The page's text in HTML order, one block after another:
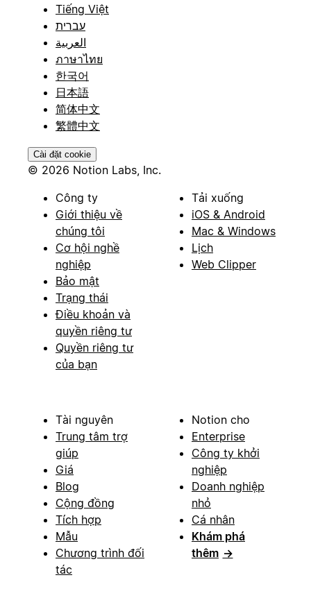
Tiếng Việt
עברית
العربية
ภาษาไทย
한국어
日本語
简体中文
繁體中文
Cài đặt cookie
© 2026 Notion Labs, Inc.
Công ty
Giới thiệu về
chúng tôi
Cơ hội nghề
nghiệp
Bảo mật
Trạng thái
Điều khoản và
quyền riêng tư
Quyền riêng tư
của bạn
Tải xuống
iOS & Android
Mac & Windows
Lịch
Web Clipper
Tài nguyên
Trung tâm trợ
giúp
Giá
Blog
Cộng đồng
Tích hợp
Mẫu
Chương trình đối
tác
Notion cho
Enterprise
Công ty khởi
nghiệp
Doanh nghiệp
nhỏ
Cá nhân
Khám phá
thêm →